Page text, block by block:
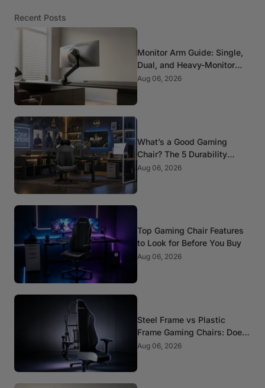
Recent Posts
Monitor Arm Guide: Single,
Dual, and Heavy-Monitor
Mounts
Aug 06, 2026
What’s a Good Gaming
Chair? The 5 Durability
Standards That Actually
Aug 06, 2026
Top Gaming Chair Features
to Look for Before You Buy
Aug 06, 2026
Steel Frame vs Plastic
Frame Gaming Chairs: Does
It Matter?
Aug 06, 2026